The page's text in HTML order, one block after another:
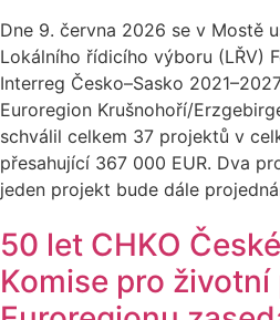
Dne 9. června 2026 se v Mostě
Lokálního řídicího výboru (LŘV)
Interreg Česko–Sasko
Euroregion Krušnohoří/
schválil celkem 37 projektů v
přesahující 367 000 EUR. Dva
jeden projekt bude dále
50 let CHKO
Komise pro